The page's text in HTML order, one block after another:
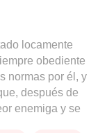
locamente
obediente
normas por él, y
después de
enemiga y se